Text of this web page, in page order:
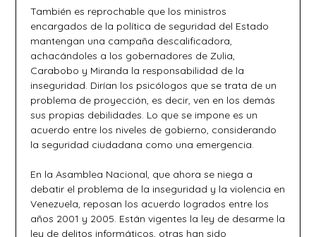
También es reprochable que los ministros
encargados de la política de seguridad del Estado
mantengan una campaña descalificadora,
achacándoles a los gobernadores de Zulia,
Carabobo y Miranda la responsabilidad de la
inseguridad. Dirían los psicólogos que se trata de un
problema de proyección, es decir, ven en los demás
sus propias debilidades. Lo que se impone es un
acuerdo entre los niveles de gobierno, considerando
la seguridad ciudadana como una emergencia.
En la Asamblea Nacional, que ahora se niega a
debatir el problema de la inseguridad y la violencia en
Venezuela, reposan los acuerdo logrados entre los
años 2001 y 2005. Están vigentes la ley de desarme la
ley de delitos informáticos, otras han sido